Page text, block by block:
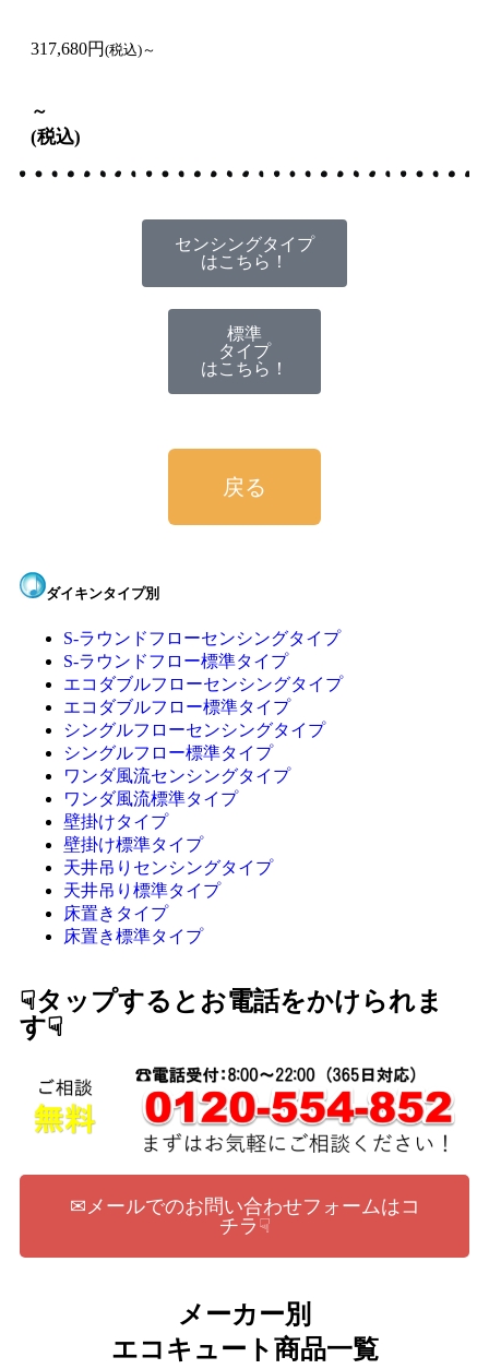
317,680円 (税込)～
～
(税込)
センシングタイプ
はこちら！
標準
タイプ
はこちら！
戻る
ダイキンタイプ別
S-ラウンドフローセンシングタイプ
S-ラウンドフロー標準タイプ
エコダブルフローセンシングタイプ
エコダブルフロー標準タイプ
シングルフローセンシングタイプ
シングルフロー標準タイプ
ワンダ風流センシングタイプ
ワンダ風流標準タイプ
壁掛けタイプ
壁掛け標準タイプ
天井吊りセンシングタイプ
天井吊り標準タイプ
床置きタイプ
床置き標準タイプ
☟タップするとお電話をかけられま
す☟
✉メールでのお問い合わせフォームはコ
チラ☟
メーカー別
エコキュート商品一覧